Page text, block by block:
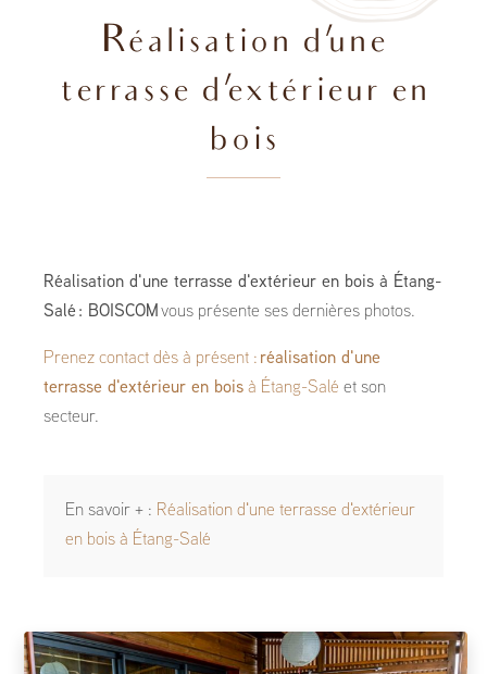
Réalisation d'une
terrasse d'extérieur en
bois
Réalisation d'une terrasse d'extérieur en bois à Étang-
Salé : BOISCOM vous présente ses dernières photos.
Prenez contact dès à présent : réalisation d'une
terrasse d'extérieur en bois à Étang-Salé et son
secteur.
En savoir + : Réalisation d'une terrasse d'extérieur
en bois à Étang-Salé